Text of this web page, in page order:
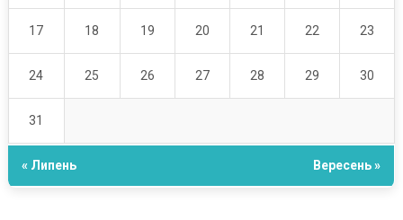
17 18 19 20 21 22 23
24 25 26 27 28 29 30
31
« Липень Вересень »